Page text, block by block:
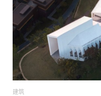
建筑